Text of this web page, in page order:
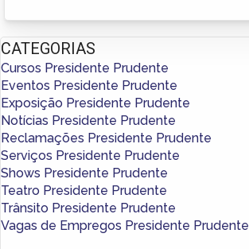
CATEGORIAS
Cursos Presidente Prudente
Eventos Presidente Prudente
Exposição Presidente Prudente
Notícias Presidente Prudente
Reclamações Presidente Prudente
Serviços Presidente Prudente
Shows Presidente Prudente
Teatro Presidente Prudente
Trânsito Presidente Prudente
Vagas de Empregos Presidente Prudente